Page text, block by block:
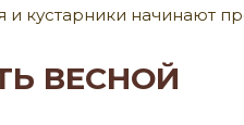
и кустарники начинают
ВЕСНОЙ